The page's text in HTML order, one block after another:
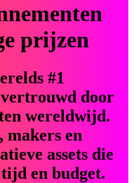
prijzen
#1
door
wereldwijd.
makers en
assets die
en budget.